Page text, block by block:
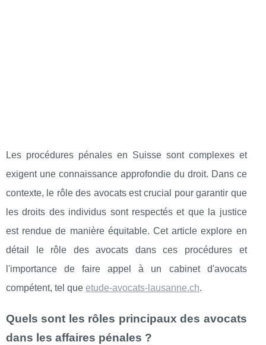
Les procédures pénales en Suisse sont complexes et
exigent une connaissance approfondie du droit. Dans ce
contexte, le rôle des avocats est crucial pour garantir que
les droits des individus sont respectés et que la justice
est rendue de manière équitable. Cet article explore en
détail le rôle des avocats dans ces procédures et
l'importance de faire appel à un cabinet d'avocats
compétent, tel que etude-avocats-lausanne.ch.
Quels sont les rôles principaux des avocats
dans les affaires pénales ?